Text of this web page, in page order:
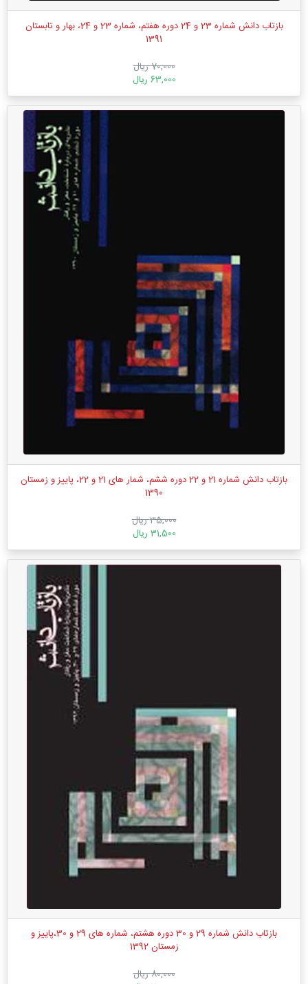
بازتاب دانش شماره 23 و 24 دوره هفتم، شماره 23 و 24، بهار و تابستان
1391
70,000 ریال
63,000 ریال
بازتاب دانش شماره 21 و 22 دوره ششم، شمار های 21 و 22، پاییز و زمستان
1390
35,000 ریال
31,500 ریال
بازتاب دانش شماره 29 و 30 دوره هشتم، شماره های 29 و 30،پاییز و
زمستان 1392
80,000 ریال